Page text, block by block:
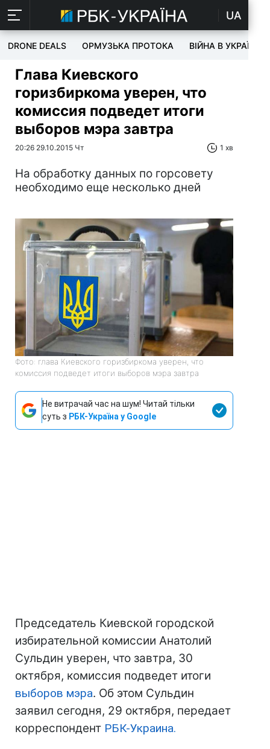
UA
DRONE DEALS ОРМУЗЬКА ПРОТОКА ВІЙНА В УКРАЇНІ
Глава Киевского
горизбиркома уверен, что
комиссия подведет итоги
выборов мэра завтра
20:26 29.10.2015 Чт 1 хв
На обработку данных по горсовету
необходимо еще несколько дней
Фото: глава Киевского горизбиркома уверен, что
комиссия подведет итоги выборов мэра завтра
Не витрачай час на шум! Читай тільки
суть з РБК-Україна у Google
Председатель Киевской городской
избирательной комиссии Анатолий
Сульдин уверен, что завтра, 30
октября, комиссия подведет итоги
выборов мэра. Об этом Сульдин
заявил сегодня, 29 октября, передает
корреспондент РБК-Украина.